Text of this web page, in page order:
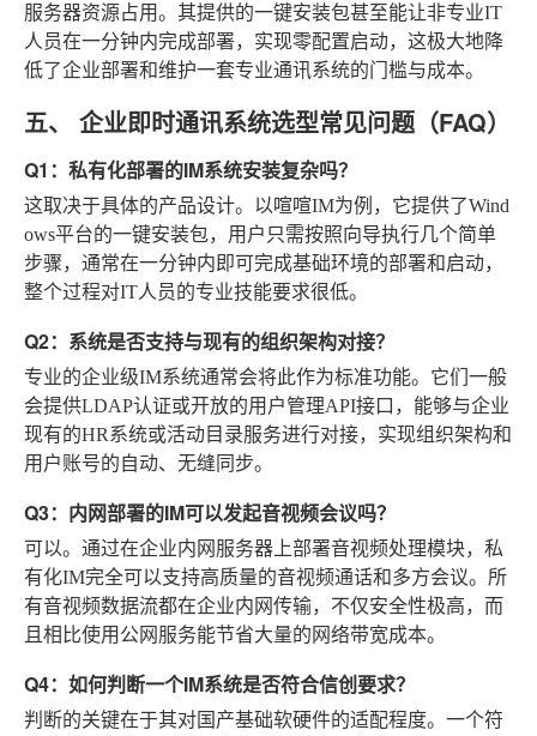
服务器资源占用。其提供的一键安装包甚至能让非专业IT
人员在一分钟内完成部署，实现零配置启动，这极大地降
低了企业部署和维护一套专业通讯系统的门槛与成本。
五、 企业即时通讯系统选型常见问题（FAQ）
Q1：私有化部署的IM系统安装复杂吗？
这取决于具体的产品设计。以喧喧IM为例，它提供了Wind
ows平台的一键安装包，用户只需按照向导执行几个简单
步骤，通常在一分钟内即可完成基础环境的部署和启动，
整个过程对IT人员的专业技能要求很低。
Q2：系统是否支持与现有的组织架构对接？
专业的企业级IM系统通常会将此作为标准功能。它们一般
会提供LDAP认证或开放的用户管理API接口，能够与企业
现有的HR系统或活动目录服务进行对接，实现组织架构和
用户账号的自动、无缝同步。
Q3：内网部署的IM可以发起音视频会议吗？
可以。通过在企业内网服务器上部署音视频处理模块，私
有化IM完全可以支持高质量的音视频通话和多方会议。所
有音视频数据流都在企业内网传输，不仅安全性极高，而
且相比使用公网服务能节省大量的网络带宽成本。
Q4：如何判断一个IM系统是否符合信创要求？
判断的关键在于其对国产基础软硬件的适配程度。一个符